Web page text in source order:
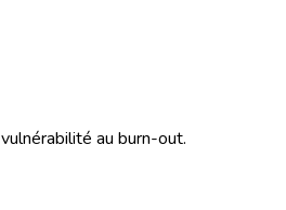
au burn-out.